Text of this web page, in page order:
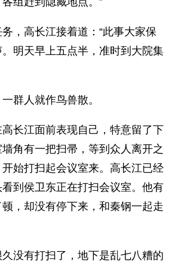
高长江接着道：“此事大家保
明天早上五点半，准时到大院集
人就作鸟兽散。
江面前表现自己，特意留了下
角有一把扫帚，等到众人离开之
始打扫起会议室来。高长江已经
到侯卫东正在打扫会议室。他有
，却没有停下来，和秦钢一起走
有打扫了，地下是乱七八糟的